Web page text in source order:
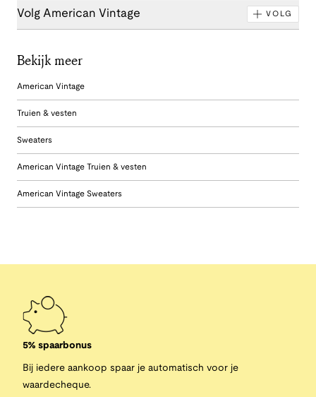
Volg American Vintage VOLG
Bekijk meer
American Vintage
Truien & vesten
Sweaters
American Vintage Truien & vesten
American Vintage Sweaters
5% spaarbonus
Bij iedere aankoop spaar je automatisch voor je
waardecheque.